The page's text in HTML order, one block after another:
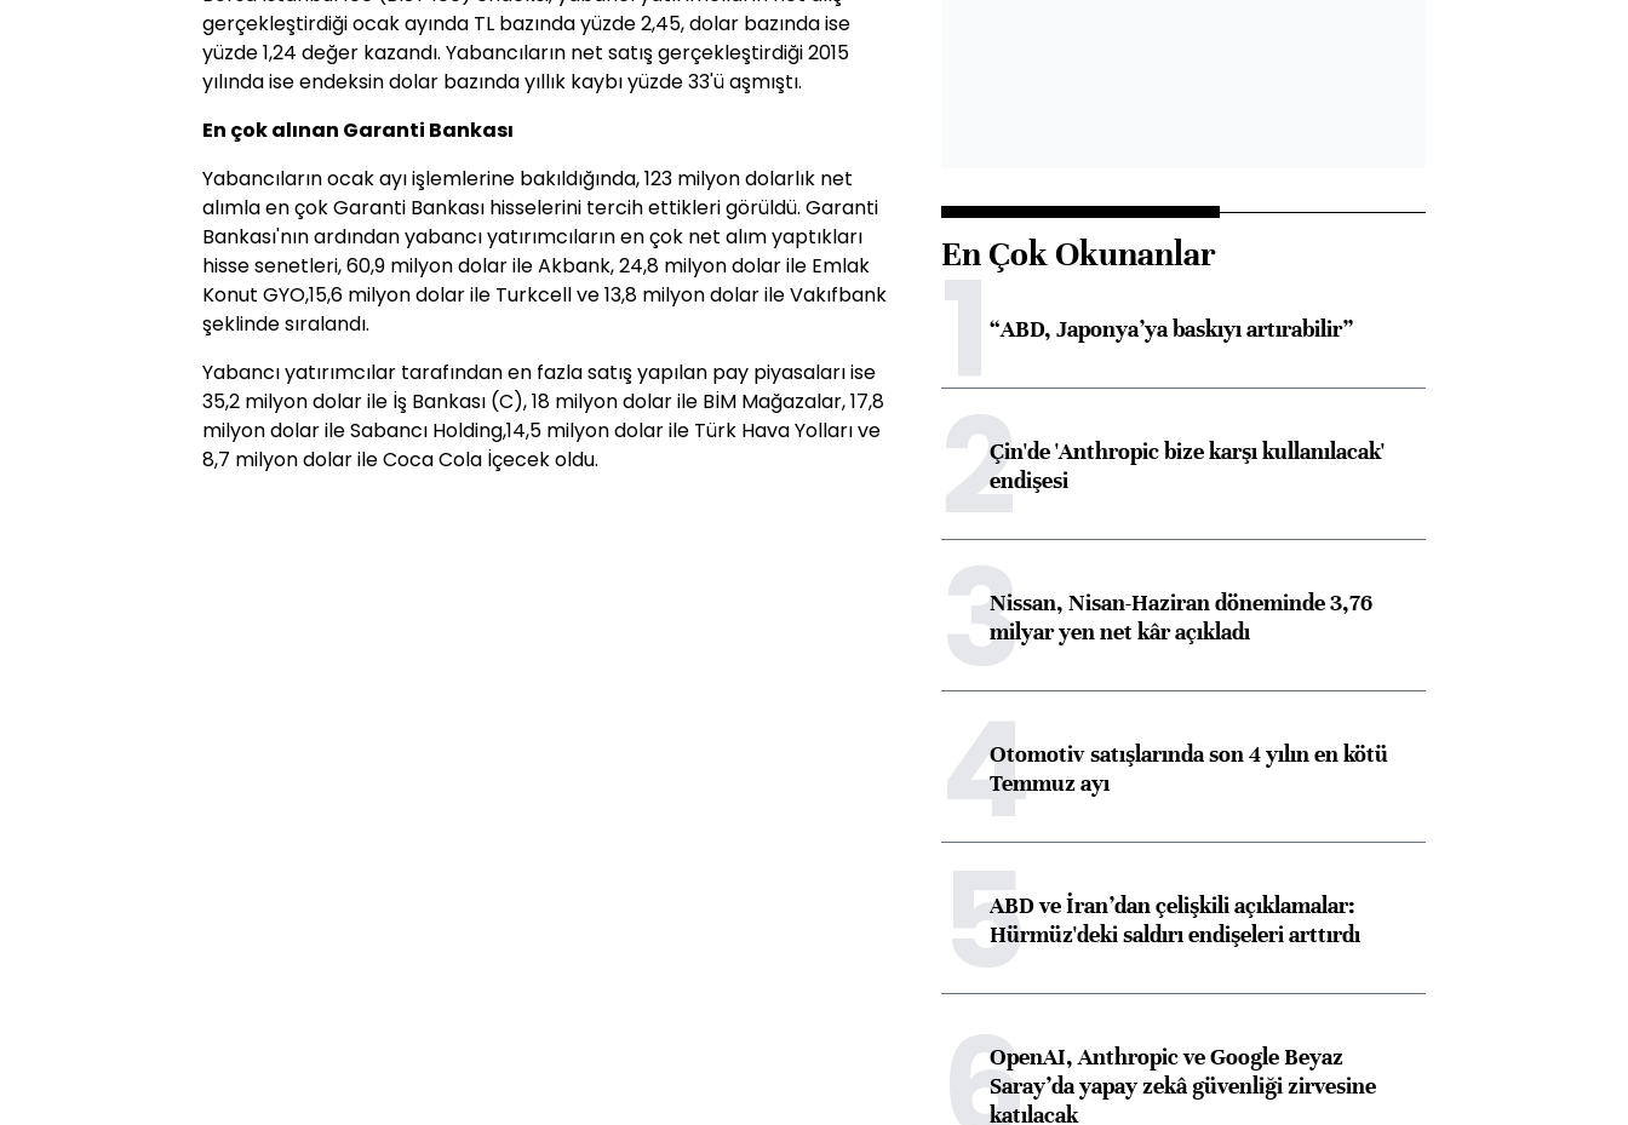
gerçekleştirdiği ocak ayında TL bazında yüzde 2,45, dolar bazında ise
yüzde 1,24 değer kazandı. Yabancıların net satış gerçekleştirdiği 2015
yılında ise endeksin dolar bazında yıllık kaybı yüzde 33'ü aşmıştı.
En çok alınan Garanti Bankası
Yabancıların ocak ayı işlemlerine bakıldığında, 123 milyon dolarlık net
alımla en çok Garanti Bankası hisselerini tercih ettikleri görüldü. Garanti
Bankası'nın ardından yabancı yatırımcıların en çok net alım yaptıkları
hisse senetleri, 60,9 milyon dolar ile Akbank, 24,8 milyon dolar ile Emlak
Konut GYO,15,6 milyon dolar ile Turkcell ve 13,8 milyon dolar ile Vakıfbank
şeklinde sıralandı.
Yabancı yatırımcılar tarafından en fazla satış yapılan pay piyasaları ise
35,2 milyon dolar ile İş Bankası (C), 18 milyon dolar ile BİM Mağazalar, 17,8
milyon dolar ile Sabancı Holding,14,5 milyon dolar ile Türk Hava Yolları ve
8,7 milyon dolar ile Coca Cola İçecek oldu.
En Çok Okunanlar
1“ABD, Japonya’ya baskıyı artırabilir”
2Çin'de 'Anthropic bize karşı kullanılacak'
endişesi
3Nissan, Nisan-Haziran döneminde 3,76
milyar yen net kâr açıkladı
4Otomotiv satışlarında son 4 yılın en kötü
Temmuz ayı
5ABD ve İran’dan çelişkili açıklamalar:
Hürmüz'deki saldırı endişeleri arttırdı
6OpenAI, Anthropic ve Google Beyaz
Saray’da yapay zekâ güvenliği zirvesine
katılacak